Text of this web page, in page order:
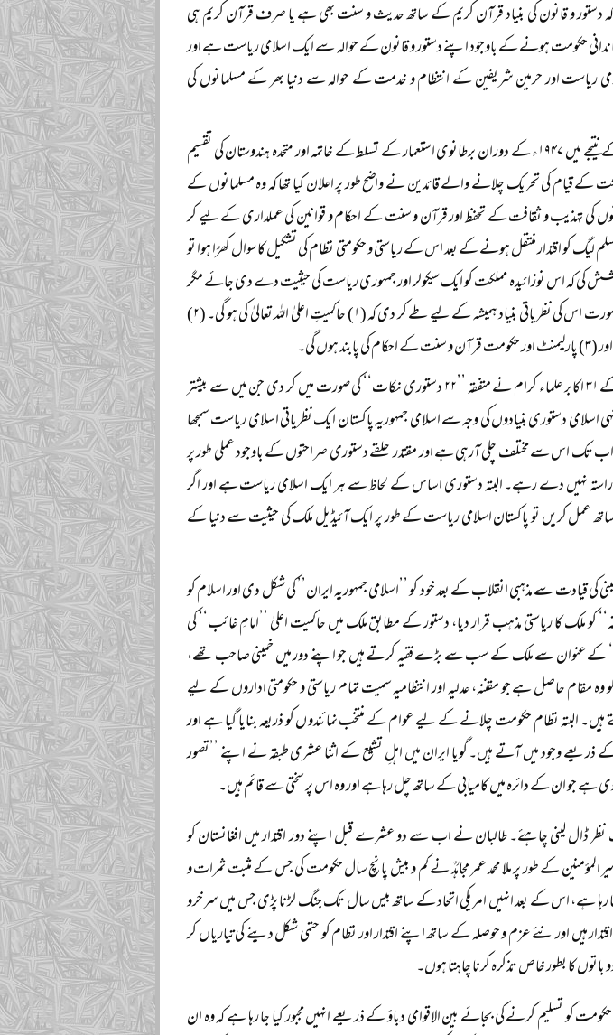
کہ دستور و قانون کی بنیاد قرآن کریم کے ساتھ حدیث و سنت بھی ہے یا صرف قرآن کریم ہی
حکومت ہونے کے باوجود اپنے دستور و قانون کے حوالہ سے ایک اسلامی ریاست ہے اور
ریاست اور حرمین شریفین کے انتظام و خدمت کے حوالہ سے دنیا بھر کے مسلمانوں کی
پاکستان ایک سیاسی اور عوامی تحریک کے نتیجے میں ۱۹۴۷ء کے دوران برطانوی استعمار کے تسلط کے خاتمہ اور متحدہ ہندوستان کی تقسیم
کے قیام کی تحریک چلانے والے قائدین نے واضح طور پر اعلان کیا تھا کہ وہ مسلمانوں کے
کی تہذیب و ثقافت کے تحفظ اور قرآن و سنت کے احکام و قوانین کی عملداری کے لیے کر
لیگ کو اقتدار منتقل ہونے کے بعد اس کے ریاستی و حکومتی نظام کی تشکیل کا سوال کھڑا ہوا تو
کی کہ اس نوزائیدہ مملکت کو ایک سیکولر اور جمہوری ریاست کی حیثیت دے دی جائے مگر
دستور ساز اسمبلی نے ’’قرارداد مقاصد‘‘ کی صورت اس کی نظریاتی بنیاد ہمیشہ کے لیے طے کر دی کہ (۱) حاکمیتِ اعلیٰ اللہ تعالیٰ کی ہو گی۔ (۲)
ہوں گی۔
ان اصولوں کی تشریح تمام مکاتب فکر کے ۳۱ اکابر علماء کرام نے متفقہ ’’۲۲ دستوری نکات‘‘ کی صورت میں کر دی جن میں سے بیشتر
اسلامی دستوری بنیادوں کی وجہ سے اسلامی جمہوریہ پاکستان ایک نظریاتی اسلامی ریاست سمجھا
تک اس سے مختلف چلی آرہی ہے اور مقتدر حلقے دستوری صراحتوں کے باوجود عملی طور پر
راستہ نہیں دے رہے۔ البتہ دستوری اساس کے لحاظ سے ہر ایک اسلامی ریاست ہے اور اگر
عمل کریں تو پاکستان اسلامی ریاست کے طور پر ایک آئیڈیل ملک کی حیثیت سے دنیا کے
قیادت سے مذہبی انقلاب کے بعد خود کو ’’اسلامی جمہوریہ ایران’’ کی شکل دی اور اسلام کو
کو ملک کا ریاستی مذہب قرار دیا، دستور کے مطابق ملک میں حاکمیت اعلیٰ ’’امامِ غائب‘‘ کی
فقیہ‘‘ کے عنوان سے ملک کے سب سے بڑے فقیہ کرتے ہیں جو اپنے دور میں خمینی صاحب تھے،
حاصل ہے جو مقننہ، عدلیہ اور انتظامیہ سمیت تمام ریاستی و حکومتی اداروں کے لیے
ہیں۔ البتہ نظام حکومت چلانے کے لیے عوام کے منتخب نمائندوں کو ذریعہ بنایا گیا ہے اور
ذریعے وجود میں آتے ہیں۔ گویا ایران میں اہلِ تشیع کے اثنا عشری طبقہ نے اپنے ’’تصور
ہے جو ان کے دائرہ میں کامیابی کے ساتھ چل رہا ہے اور وہ اس پر سختی سے قائم ہیں۔
نظر ڈال لینی چاہئے۔ طالبان نے اب سے دو عشرے قبل اپنے دور اقتدار میں افغانستان کو
المؤمنین کے طور پر ملا محمد عمر مجاہدؒ نے کم و بیش پانچ سال حکومت کی جس کے مثبت ثمرات و
جا رہا ہے، اس کے بعد انہیں امریکی اتحاد کے ساتھ بیس سال تک جنگ لڑنا پڑی جس میں سرخرو
ہیں اور نئے عزم و حوصلہ کے ساتھ اپنے اقتدار اور نظام کو حتمی شکل دینے کی تیاریاں کر
کا بطور خاص تذکرہ کرنا چاہتا ہوں۔
کو تسلیم کرنے کی بجائے بین الاقوامی دباؤ کے ذریعے انہیں مجبور کیا جا رہا ہے کہ وہ ان